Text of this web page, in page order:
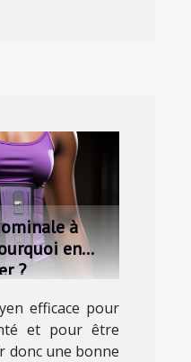
à
en
?
efficace pour
et pour être
donc une bonne